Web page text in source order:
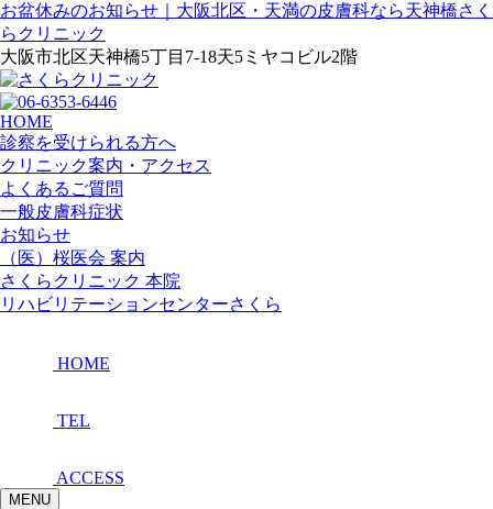
お盆休みのお知らせ｜大阪北区・天満の皮膚科なら天神橋さく
らクリニック
大阪市北区天神橋5丁目7-18天5ミヤコビル2階
HOME
診察を受けられる方へ
クリニック案内・アクセス
よくあるご質問
一般皮膚科症状
お知らせ
（医）桜医会 案内
さくらクリニック 本院
リハビリテーションセンターさくら
HOME
TEL
ACCESS
MENU